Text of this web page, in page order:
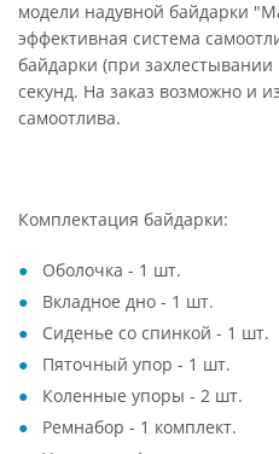
модели надувной байдарки
эффективная система
байдарки (при захлестывании
секунд. На заказ возможно и
самоотлива.
Комплектация байдарки:
Оболочка - 1 шт.
Вкладное дно - 1 шт.
Сиденье со спинкой - 1 шт.
Пяточный упор - 1 шт.
Коленные упоры - 2 шт.
Ремнабор - 1 комплект.